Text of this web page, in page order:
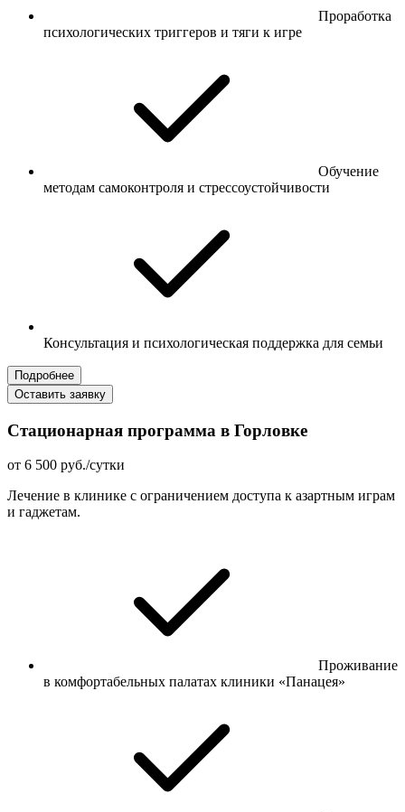
Проработка
психологических триггеров и тяги к игре
Обучение
методам самоконтроля и стрессоустойчивости
Консультация и психологическая поддержка для семьи
Подробнее
Оставить заявку
Стационарная программа в Горловке
от 6 500 руб./сутки
Лечение в клинике с ограничением доступа к азартным играм
и гаджетам.
Проживание
в комфортабельных палатах клиники «Панацея»